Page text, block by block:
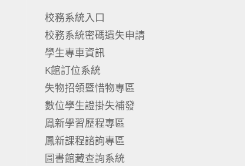
校務系統入口
校務系統密碼遺失申請
學生專車資訊
K館訂位系統
失物招領暨惜物專區
數位學生證掛失補發
鳳新學習歷程專區
鳳新課程諮詢專區
圖書館藏查詢系統